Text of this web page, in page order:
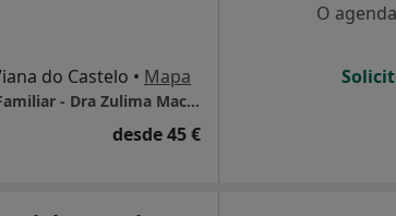
do Castelo • Mapa
Clínica de Saúde Mental e Familiar - Dra Zulima Maciel
desde 45 €
O